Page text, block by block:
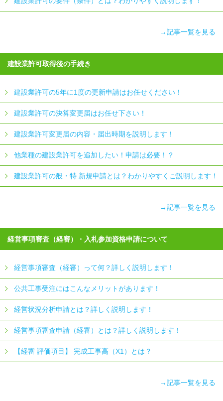
→記事一覧を見る
建設業許可取得後の手続き
建設業許可の5年に1度の更新申請はお任せください！
建設業許可の決算変更届はお任せ下さい！
建設業許可変更届の内容・届出時期を説明します！
他業種の建設業許可を追加したい！申請は必要！？
建設業許可の般・特 新規申請とは？わかりやすくご説明します！
→記事一覧を見る
経営事項審査（経審）・入札参加資格申請について
経営事項審査（経審）って何？詳しく説明します！
公共工事受注にはこんなメリットがあります！
経営状況分析申請とは？詳しく説明します！
経営事項審査申請（経審）とは？詳しく説明します！
【経審 評価項目】 完成工事高（X1）とは？
→記事一覧を見る